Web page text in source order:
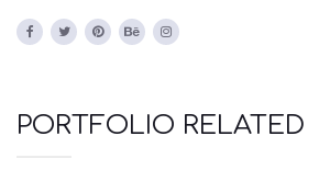
PORTFOLIO RELATED